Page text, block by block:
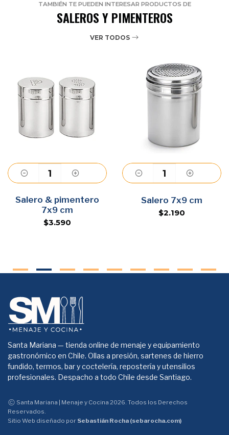
TAMBIÉN TE PUEDEN INTERESAR PRODUCTOS DE
SALEROS Y PIMENTEROS
VER TODOS
Agregar
Salero & pimentero
7x9 cm
$3.590
Agregar
Salero 7x9 cm
$2.190
Santa Mariana — tienda online de menaje y equipamiento
gastronómico en Chile. Ollas a presión, sartenes de hierro
fundido, termos, bar y coctelería, repostería y utensilios
profesionales. Despacho a todo Chile desde Santiago.
Santa Mariana | Menaje y Cocina 2026. Todos los Derechos
Reservados.
Sitio Web diseñado por Sebastián Rocha (sebarocha.com)